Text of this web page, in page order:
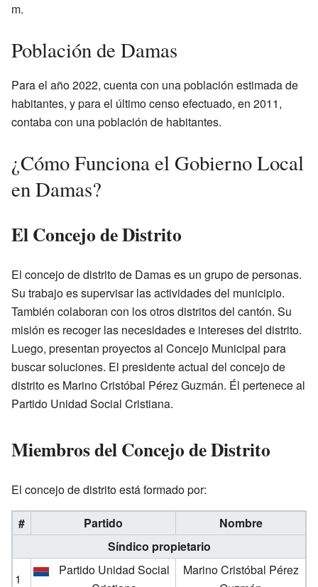
m.
Población de Damas
Para el año 2022, cuenta con una población estimada de
habitantes, y para el último censo efectuado, en 2011,
contaba con una población de habitantes.
¿Cómo Funciona el Gobierno Local
en Damas?
El Concejo de Distrito
El concejo de distrito de Damas es un grupo de personas.
Su trabajo es supervisar las actividades del municipio.
También colaboran con los otros distritos del cantón. Su
misión es recoger las necesidades e intereses del distrito.
Luego, presentan proyectos al Concejo Municipal para
buscar soluciones. El presidente actual del concejo de
distrito es Marino Cristóbal Pérez Guzmán. Él pertenece al
Partido Unidad Social Cristiana.
Miembros del Concejo de Distrito
El concejo de distrito está formado por:
# Partido
Nombre
Síndico propietario
1
Partido Unidad Social
Marino Cristóbal Pérez